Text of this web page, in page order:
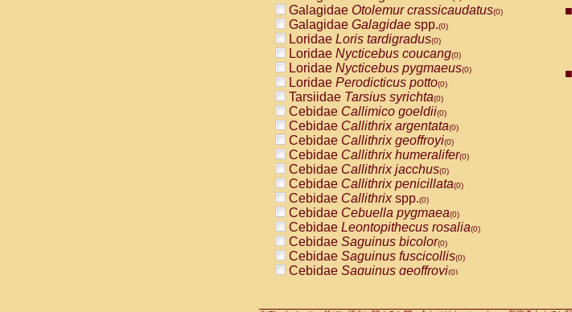
PitheciidaeCallicebus torquatus(0)
PitheciidaeCallicebusspp.
PitheciidaeChiropotes satanas
PitheciidaePithecia monachus
PitheciidaePithecia pithecia (0)
CercopithecidaeCercocebus agilis
CercopithecidaeCercocebus galeritus
CercopithecidaeCercocebus torquatus atys
CercopithecidaeCercocebus torquatus lunulatus
CercopithecidaeCercocebus torquatus torquatus
CercopithecidaeCercocebushybrid
CercopithecidaeCercocebusspp.
CercopithecidaeLophocebus albigena
CercopithecidaePapio anubis
CercopithecidaePapio cynocephalus
CercopithecidaePapio hamadryas
CercopithecidaePapio papio
CercopithecidaePapiospp.(0)
CercopithecidaeMandrillus leucophaeus
CercopithecidaeMandrillus sphinx
CercopithecidaeMacaca arctoides(0)
Galagidae Otolemur crassicaudatus(0)
Galagidae Galagidae spp.(0)
Loridae Loris tardigradus(0)
Loridae Nycticebus coucang(0)
Loridae Nycticebus pygmaeus(0)
Loridae Perodicticus potto(0)
Tarsiidae Tarsius syrichta(0)
Cebidae Callimico goeldii(0)
Cebidae Callithrix argentata(0)
Cebidae Callithrix geoffroyi(0)
Cebidae Callithrix humeralifer(0)
Cebidae Callithrix jacchus(0)
Cebidae Callithrix penicillata(0)
Cebidae Callithrixspp.(0)
Cebidae Cebuella pygmaea(0)
Cebidae Leontopithecus rosalia(0)
Cebidae Saguinus bicolor(0)
Cebidae Saguinus fuscicollis(0)
Cebidae Saguinus geoffroyi(0)